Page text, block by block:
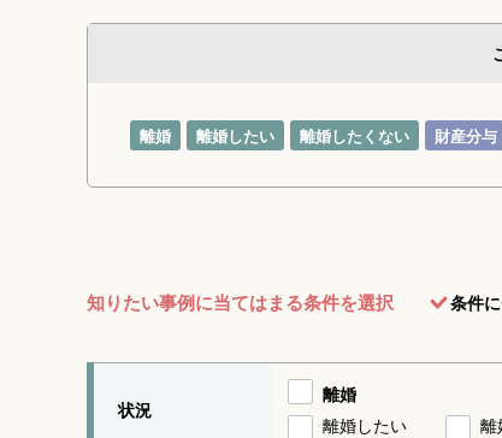
離婚 離婚したい 離婚したくない 財産分与
知りたい事例に当てはまる条件を選択 条件
状況
離婚
離婚したい
離